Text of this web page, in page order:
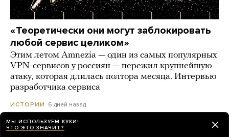
«Теоретически они могут заблокировать
любой сервис целиком»
Этим летом Amnezia — один из самых популярных
VPN-сервисов у россиян — пережил крупнейшую
атаку, которая длилась полтора месяца. Интервью
разработчика сервиса
ИСТОРИИ 6 дней назад
МЫ ИСПОЛЬЗУЕМ КУКИ!
ЧТО ЭТО ЗНАЧИТ?